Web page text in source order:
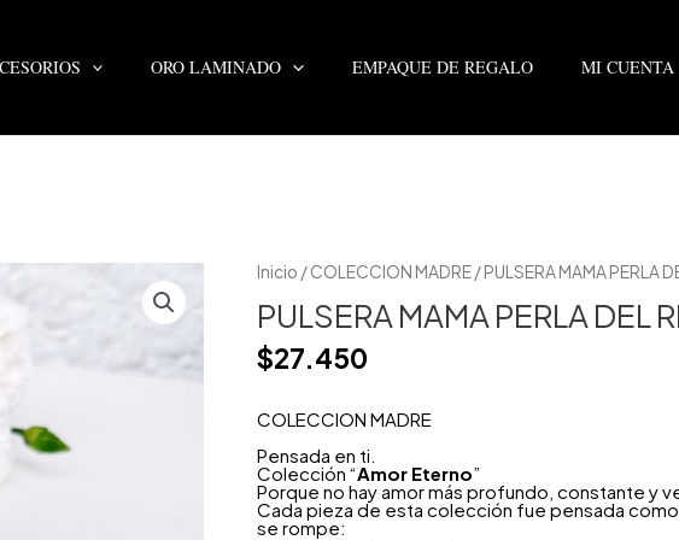
ORO LAMINADO EMPAQUE DE REGALO MI CUENTA
Inicio /COLECCION MADRE/ PULSERA MAMA PERLA
PULSERA MAMA PERLA DEL
$27.450
COLECCION MADRE
Pensada en ti.
Colección “Amor Eterno”
Porque no hay amor más profundo, constante y
Cada pieza de esta colección fue pensada como
se rompe: